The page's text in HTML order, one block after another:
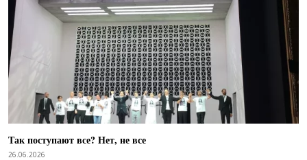
Так поступают все? Нет, не все
26.06.2026